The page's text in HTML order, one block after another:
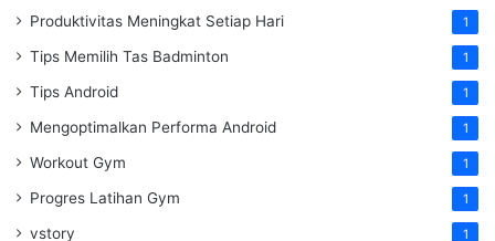
Produktivitas Meningkat Setiap Hari 1
Tips Memilih Tas Badminton 1
Tips Android 1
Mengoptimalkan Performa Android 1
Workout Gym 1
Progres Latihan Gym 1
vstory 1